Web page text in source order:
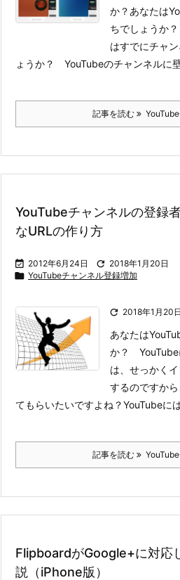
か？ あなたは
ちでしょうか
はすでにチャ
ょうか？ YouTubeのチャンネルに
記事を読む
YouTubeチャンネルの登録
なURLの作り方
 2012年6月24日  2018年1月20日
 YouTubeチャンネル登録増加
 2018年1月20日
あなたは
か？ YouTube
は、せっかく
するのですか
てもらいたいですよね？YouTubeに
記事を読む
FlipboardがGoogle+に対応
説（iPhone版）